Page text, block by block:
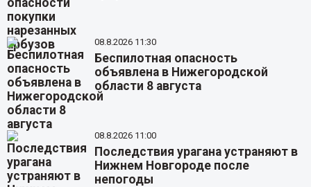
08.8.2026 11:30
Беспилотная опасность
объявлена в Нижегородской
области 8 августа
08.8.2026 11:00
Последствия урагана устраняют в
Нижнем Новгороде после
непогоды